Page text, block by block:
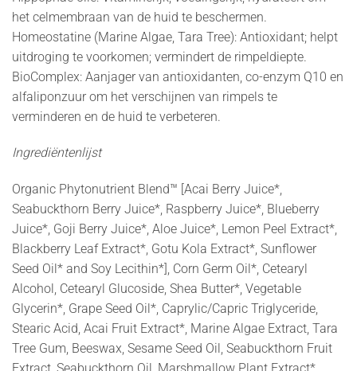
het celmembraan van de huid te beschermen.
Homeostatine (Marine Algae, Tara Tree): Antioxidant; helpt
uitdroging te voorkomen; vermindert de rimpeldiepte.
BioComplex: Aanjager van antioxidanten, co-enzym Q10 en
alfaliponzuur om het verschijnen van rimpels te
verminderen en de huid te verbeteren.
Ingrediëntenlijst
Organic Phytonutrient Blend™ [Acai Berry Juice*,
Seabuckthorn Berry Juice*, Raspberry Juice*, Blueberry
Juice*, Goji Berry Juice*, Aloe Juice*, Lemon Peel Extract*,
Blackberry Leaf Extract*, Gotu Kola Extract*, Sunflower
Seed Oil* and Soy Lecithin*], Corn Germ Oil*, Cetearyl
Alcohol, Cetearyl Glucoside, Shea Butter*, Vegetable
Glycerin*, Grape Seed Oil*, Caprylic/Capric Triglyceride,
Stearic Acid, Acai Fruit Extract*, Marine Algae Extract, Tara
Tree Gum, Beeswax, Sesame Seed Oil, Seabuckthorn Fruit